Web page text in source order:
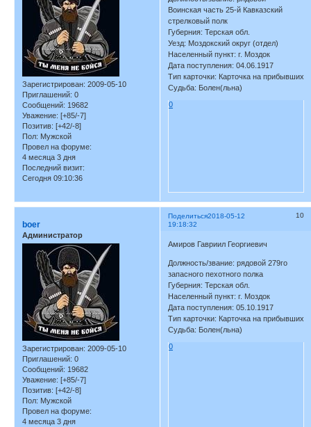
Зарегистрирован: 2009-05-10
Приглашений: 0
Сообщений: 19682
Уважение: [+85/-7]
Позитив: [+42/-8]
Пол: Мужской
Провел на форуме:
4 месяца 3 дня
Последний визит:
Сегодня 09:10:36
Воинская часть 25-й Кавказский
стрелковый полк
Губерния: Терская обл.
Уезд: Моздокский округ (отдел)
Населенный пункт: г. Моздок
Дата поступления: 04.06.1917
Тип карточки: Карточка на прибывших
Судьба: Болен(льна)
0
Поделиться 10
2018-05-12
19:18:32
boer
Администратор
Зарегистрирован: 2009-05-10
Приглашений: 0
Сообщений: 19682
Уважение: [+85/-7]
Позитив: [+42/-8]
Пол: Мужской
Провел на форуме:
4 месяца 3 дня
Амиров Гавриил Георгиевич
Должность/звание: рядовой 279го
запасного пехотного полка
Губерния: Терская обл.
Населенный пункт: г. Моздок
Дата поступления: 05.10.1917
Тип карточки: Карточка на прибывших
Судьба: Болен(льна)
0